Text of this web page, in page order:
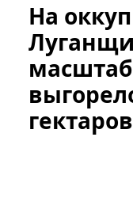
На
гектаров